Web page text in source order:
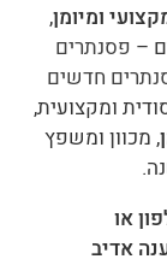
ומיומן,
– פסנתרים
חדשים
ומקצועית,
, מכוון ומשפץ
או
לתת מענה אדיב